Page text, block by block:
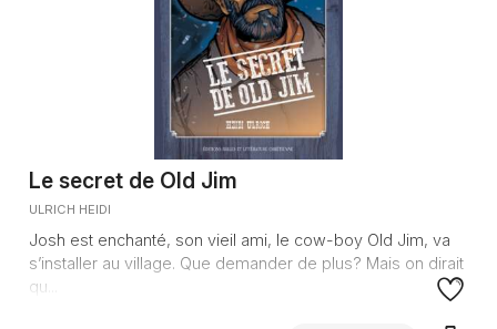
Le secret de Old Jim
ULRICH HEIDI
Josh est enchanté, son vieil ami, le cow-boy Old Jim, va
s’installer au village. Que demander de plus? Mais on dirait
qu...